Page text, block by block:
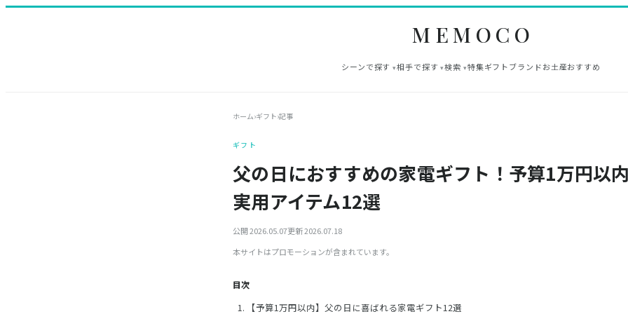
MEMOCO
シーンで探す 相手で探す 検索 特集ギフトブランドお土産おすすめ
ホーム›ギフト›記事
ギフト
父の日におすすめの家電ギフト！予算1万円以
実用アイテム12選
公開 2026.05.07更新 2026.07.18
本サイトはプロモーションが含まれています。
目次
【予算1万円以内】父の日に喜ばれる家電ギフト12選